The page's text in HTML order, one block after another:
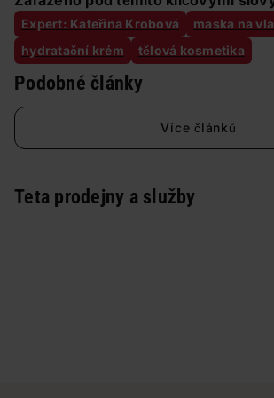
Expert: Kateřina Krobová maska na
hydratační krém
tělová kosmetika
Podobné články
Více článků
Teta prodejny a služby